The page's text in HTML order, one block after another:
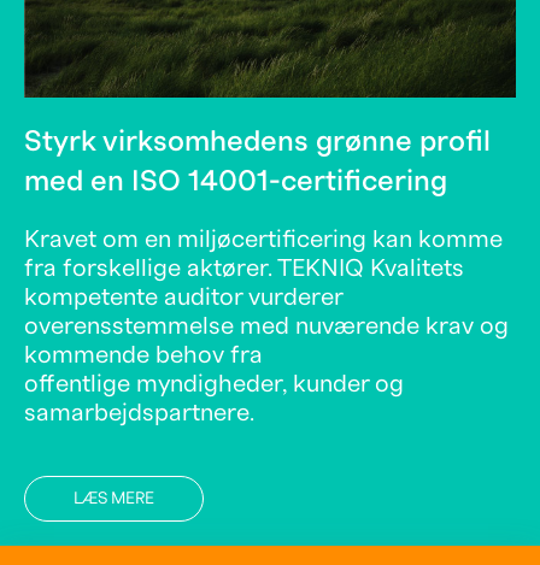
Styrk virksomhedens grønne profil
med en ISO 14001-certificering
Kravet om en miljøcertificering kan komme
fra forskellige aktører. TEKNIQ Kvalitets
kompetente auditor vurderer
overensstemmelse med nuværende krav og
kommende behov fra
offentlige myndigheder, kunder og
samarbejdspartnere.
LÆS MERE